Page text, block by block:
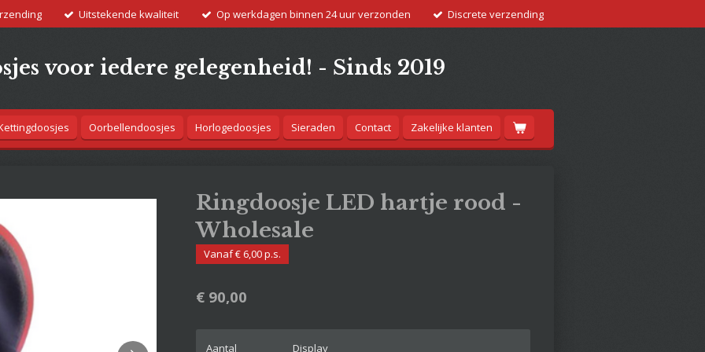
Uitstekende kwaliteit Op werkdagen binnen 24 uur verzonden Discrete verzending
voor iedere gelegenheid! - Sinds 2019
Oorbellendoosjes Horlogedoosjes Sieraden Contact Zakelijke klanten
Ringdoosje LED hartje rood -
Wholesale
Vanaf € 6,00 p.s.
€ 90,00
Aantal Display